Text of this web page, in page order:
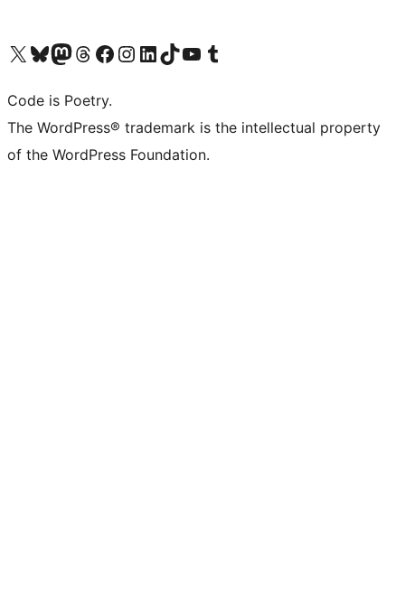
ຢ້ຽມຊົມບັນຊີ X (ຊື່ເກົ່າ Twitter) ຂອງພວກເຮົາຢ້ຽມຊົມບັນຊີ Bluesky ຂອງພວກເຮົາຢ້ຽມຊົມບັນຊີ Mastodon ຂອງພວກເຮົາຢ້ຽມຊົມບັນຊີ Threads ຂອງພວກເຮົາຢ້ຽມຊົມໜ້າ Facebook ຂອງພວກເຮົາຢ້ຽມຊົມບັນຊີ Instagram ຂອງພວກເຮົາຢ້ຽມຊົມບັນຊີ LinkedIn ຂອງພວກເຮົາຢ້ຽມຊົມບັນຊີ TikTok ຂອງພວກເຮົາຢ້ຽມຊົມຊ່ອງ YouTube ຂອງພວກເຮົາຢ້ຽມຊົມບັນຊີ Tumblr ຂອງພວກເຮົາ
Code is Poetry.
The WordPress® trademark is the intellectual property
of the WordPress Foundation.